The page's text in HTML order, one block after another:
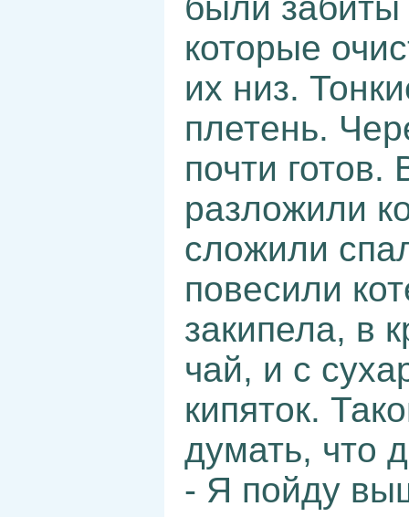
которые
их низ.
плетень.
почти
разложили
сложили
повесили
закипела, в
чай, и с
кипяток.
думать, что
- Я пойду